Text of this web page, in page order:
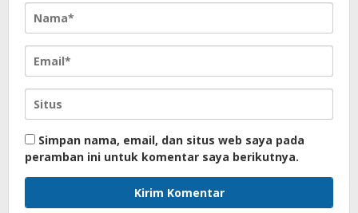
Simpan nama, email, dan situs web saya pada
peramban ini untuk komentar saya berikutnya.